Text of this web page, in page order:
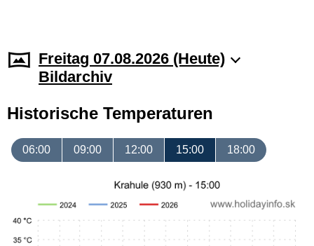
Freitag 07.08.2026 (Heute)
Bildarchiv
Historische Temperaturen
06:00 09:00 12:00 15:00 18:00